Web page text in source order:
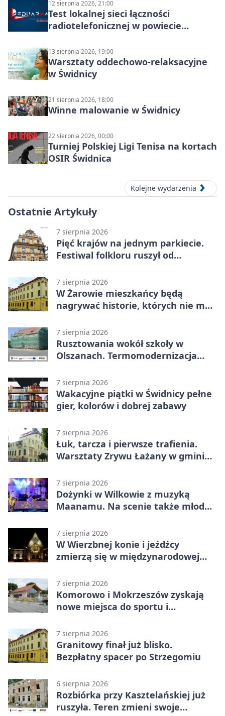
12 sierpnia 2026, 21:00
Test lokalnej sieci łączności
radiotelefonicznej w powiecie
13 sierpnia 2026, 19:00
Warsztaty oddechowo-relaksacyjne
w Świdnicy
21 sierpnia 2026, 18:00
Winne malowanie w Świdnicy
22 sierpnia 2026, 00:00
Turniej Polskiej Ligi Tenisa na kortach
OSIR Świdnica
Kolejne wydarzenia
Ostatnie Artykuły
7 sierpnia 2026
Pięć krajów na jednym parkiecie.
Festiwal folkloru ruszył od
7 sierpnia 2026
W Żarowie mieszkańcy będą
nagrywać historie, których nie ma
7 sierpnia 2026
Rusztowania wokół szkoły w
Olszanach. Termomodernizacja
7 sierpnia 2026
Wakacyjne piątki w Świdnicy pełne
gier, kolorów i dobrej zabawy
7 sierpnia 2026
Łuk, tarcza i pierwsze trafienia.
Warsztaty Zrywu Łażany w gminie
7 sierpnia 2026
Dożynki w Wilkowie z muzyką
Maanamu. Na scenie także młode
7 sierpnia 2026
W Wierzbnej konie i jeźdźcy
zmierzą się w międzynarodowej
7 sierpnia 2026
Komorowo i Mokrzeszów zyskają
nowe miejsca do sportu i
7 sierpnia 2026
Granitowy finał już blisko.
Bezpłatny spacer po Strzegomiu
6 sierpnia 2026
Rozbiórka przy Kasztelańskiej już
ruszyła. Teren zmieni swoje